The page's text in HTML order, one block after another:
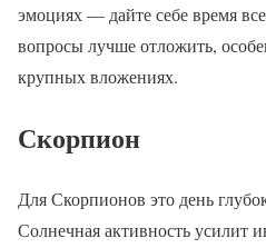
эмоциях — дайте себе время
вопросы лучше отложить,
крупных вложениях.
Скорпион
Для Скорпионов это день
Солнечная активность усилит